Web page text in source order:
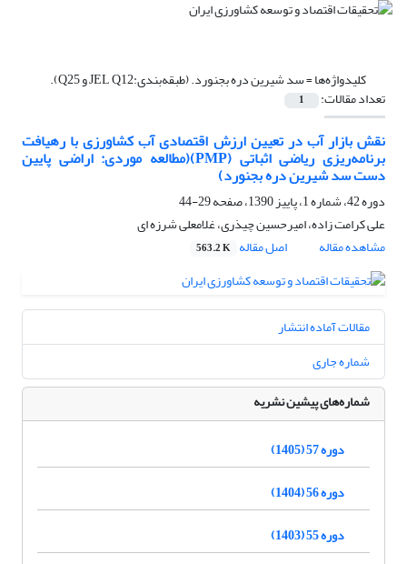
کلیدواژه‌ها =سد شیرین دره بجنورد. (طبقه‌بندی:JEL Q12 و Q25).
تعداد مقالات: 1
نقش بازار آب در تعیین ارزش اقتصادی آب کشاورزی با رهیافت
برنامه‌ریزی ریاضی اثباتی (PMP)(مطالعه موردی: اراضی پایین
دست سد شیرین دره بجنورد)
دوره 42، شماره 1، پاییز 1390، صفحه
29-44
علی کرامت زاده، امیرحسین چیذری، غلامعلی شرزه ای
مشاهده مقاله
اصل مقاله 563.2 K
مقالات آماده انتشار
شماره جاری
شماره‌های پیشین نشریه
دوره 57 (1405)
دوره 56 (1404)
دوره 55 (1403)